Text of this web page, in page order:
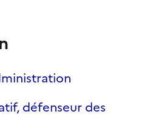
défenseur des